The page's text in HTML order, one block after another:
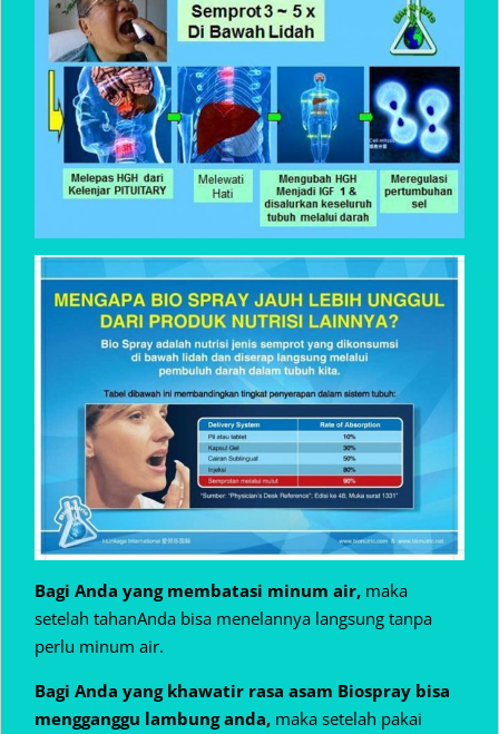
Bagi Anda yang membatasi minum air, maka
setelah tahanAnda bisa menelannya langsung tanpa
perlu minum air.
Bagi Anda yang khawatir rasa asam Biospray bisa
mengganggu lambung anda, maka setelah pakai